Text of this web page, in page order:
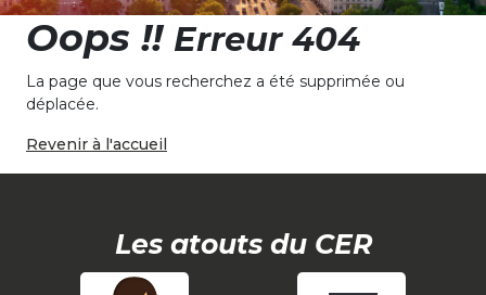
Oops !! Erreur 404
La page que vous recherchez a été supprimée ou
déplacée.
Revenir à l'accueil
Les atouts du CER